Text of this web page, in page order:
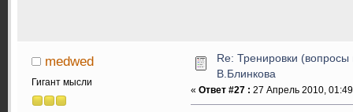
medwed
Гигант мысли
Re: Тренировки (вопросы
В.Блинкова
« Ответ #27 : 27 Апрель 2010,